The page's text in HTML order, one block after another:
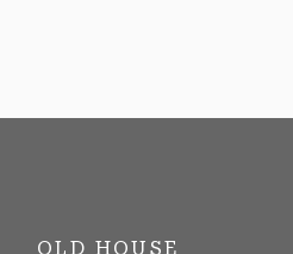
OLD HOUSE